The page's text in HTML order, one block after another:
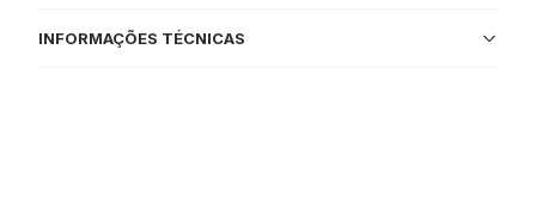
INFORMAÇÕES TÉCNICAS